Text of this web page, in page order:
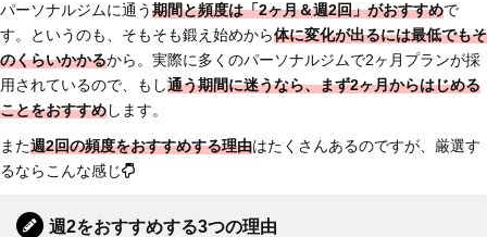
パーソナルジムに通う期間と頻度は「2ヶ月＆週2回」がおすすめで
す。というのも、そもそも鍛え始めから体に変化が出るには最低でもそ
のくらいかかるから。実際に多くのパーソナルジムで2ヶ月プランが採
用されているので、もし通う期間に迷うなら、まず2ヶ月からはじめる
ことをおすすめします。
また週2回の頻度をおすすめする理由はたくさんあるのですが、厳選す
るならこんな感じ
週2をおすすめする3つの理由